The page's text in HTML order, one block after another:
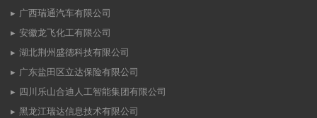
广西瑞通汽车有限公司
安徽龙飞化工有限公司
湖北荆州盛德科技有限公司
广东盐田区立达保险有限公司
四川乐山合迪人工智能集团有限公司
黑龙江瑞达信息技术有限公司